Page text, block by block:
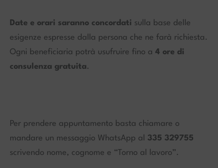
Date e orari saranno concordati sulla base delle
esigenze espresse dalla persona che ne farà richiesta.
Ogni beneficiaria potrà usufruire fino a 4 ore di
consulenza gratuita.
Per prendere appuntamento basta chiamare o
mandare un messaggio WhatsApp al 335 329755
scrivendo nome, cognome e “Torno al lavoro”.